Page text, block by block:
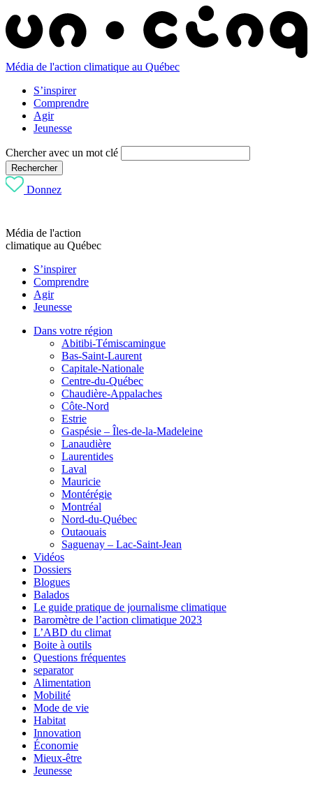
Média de l'action climatique au Québec
S’inspirer
Comprendre
Agir
Jeunesse
Chercher avec un mot clé
Rechercher
Donnez
Média de l'action
climatique au Québec
S’inspirer
Comprendre
Agir
Jeunesse
Dans votre région
Abitibi-Témiscamingue
Bas-Saint-Laurent
Capitale-Nationale
Centre-du-Québec
Chaudière-Appalaches
Côte-Nord
Estrie
Gaspésie – Îles-de-la-Madeleine
Lanaudière
Laurentides
Laval
Mauricie
Montérégie
Montréal
Nord-du-Québec
Outaouais
Saguenay – Lac-Saint-Jean
Vidéos
Dossiers
Blogues
Balados
Le guide pratique de journalisme climatique
Baromètre de l’action climatique 2023
L’ABD du climat
Boite à outils
Questions fréquentes
separator
Alimentation
Mobilité
Mode de vie
Habitat
Innovation
Économie
Mieux-être
Jeunesse